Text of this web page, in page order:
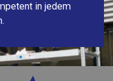
in jedem